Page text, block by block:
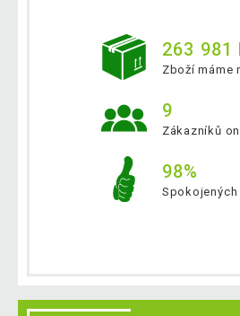
263 981
Zboží máme
9
Zákazníků
98%